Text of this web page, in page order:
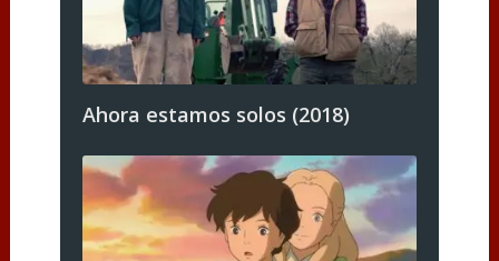
Ahora estamos solos (2018)